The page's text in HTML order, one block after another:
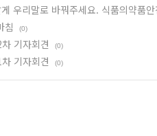
우리말로 바꿔주세요. 식품의약품
침 (0)
기자회견 (0)
기자회견 (0)